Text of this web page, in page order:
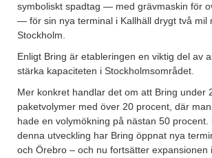
symboliskt spadtag — med grävmaskin för
— för sin nya terminal i Kallhäll drygt två mil
Stockholm.
Enligt Bring är etableringen en viktig del av
stärka kapaciteten i Stockholmsområdet.
Mer konkret handlar det om att Bring under
paketvolymer med över 20 procent, där
hade en volymökning på nästan 50 procent.
denna utveckling har Bring öppnat nya
och Örebro – och nu fortsätter expansionen